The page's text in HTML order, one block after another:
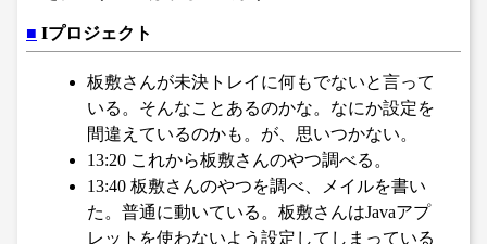
■ Iプロジェクト
板敷さんが未決トレイに何もでないと言って
いる。そんなことあるのかな。なにか設定を
間違えているのかも。が、思いつかない。
13:20 これから板敷さんのやつ調べる。
13:40 板敷さんのやつを調べ、メイルを書い
た。普通に動いている。板敷さんはJavaアプ
レットを使わないよう設定してしまっている